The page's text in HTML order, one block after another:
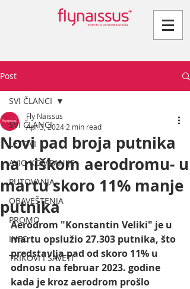
Post
SVI ČLANCI
LETOVI
AVIO KOMPANIJE
PUTOVANJA
OBAVEŠTENJA
PROMO
INFO
TRIKOVI I SAVETI
SVI ČLANCI
Novi pad broja putnika
na niškom aerodromu- u
martu skoro 11% manje
putnika
Fly Naissus
Apr 3, 2024 2 min read
Aerodrom "Konstantin Veliki" je u
martu opslužio 27.303 putnika, što
predstavlja pad od skoro 11% u
odnosu na februar 2023. godine
kada je kroz aerodrom prošlo